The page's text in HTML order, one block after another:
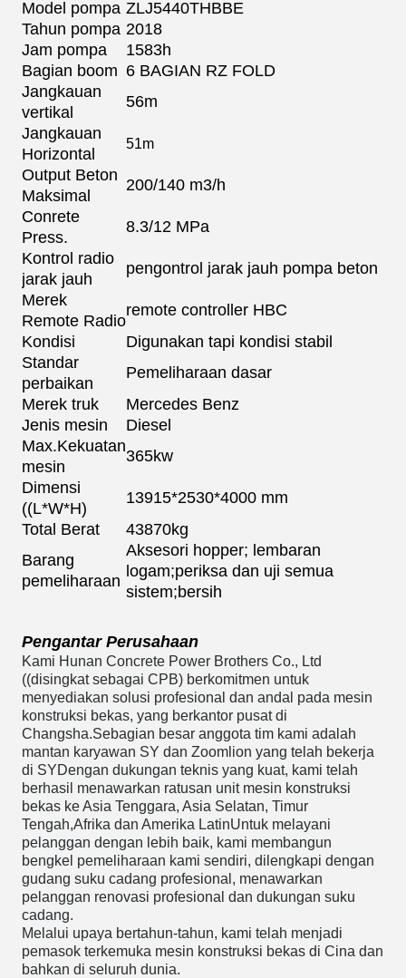
Model pompa ZLJ5440THBBE
Tahun pompa 2018
Jam pompa
1583h
Bagian boom 6 BAGIAN RZ FOLD
Jangkauan
vertikal
56m
Jangkauan
Horizontal
51m
Output Beton
Maksimal
200/140 m3/h
Conrete
Press.
8.3/12 MPa
Kontrol radio
jarak jauh
pengontrol jarak jauh pompa beton
Merek
Remote Radio
remote controller HBC
Kondisi
Digunakan tapi kondisi stabil
Standar
perbaikan
Pemeliharaan dasar
Merek truk
Mercedes Benz
Jenis mesin
Diesel
Max.Kekuatan
mesin
365kw
Dimensi
((L*W*H)
13915*2530*4000 mm
Total Berat
43870kg
Barang
pemeliharaan
Aksesori hopper; lembaran
logam;periksa dan uji semua
sistem;bersih
Pengantar Perusahaan
Kami Hunan Concrete Power Brothers Co., Ltd
((disingkat sebagai CPB) berkomitmen untuk
menyediakan solusi profesional dan andal pada mesin
konstruksi bekas, yang berkantor pusat di
Changsha.Sebagian besar anggota tim kami adalah
mantan karyawan SY dan Zoomlion yang telah bekerja
di SYDengan dukungan teknis yang kuat, kami telah
berhasil menawarkan ratusan unit mesin konstruksi
bekas ke Asia Tenggara, Asia Selatan, Timur
Tengah,Afrika dan Amerika LatinUntuk melayani
pelanggan dengan lebih baik, kami membangun
bengkel pemeliharaan kami sendiri, dilengkapi dengan
gudang suku cadang profesional, menawarkan
pelanggan renovasi profesional dan dukungan suku
cadang.
Melalui upaya bertahun-tahun, kami telah menjadi
pemasok terkemuka mesin konstruksi bekas di Cina dan
bahkan di seluruh dunia.